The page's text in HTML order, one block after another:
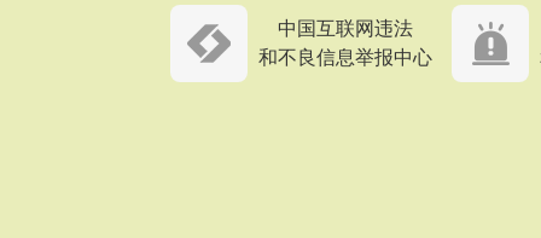
中国互联网违法
和不良信息举报中心